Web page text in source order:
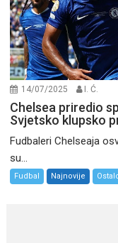
14/07/2025 I. Ć.
Chelsea priredio
Svjetsko klupsko
Fudbaleri Chelseaja
su...
Fudbal Najnovije